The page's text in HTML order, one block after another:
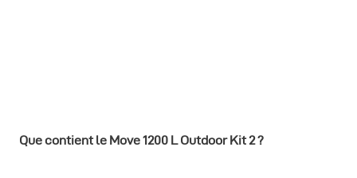
Que contient le Move 1200 L Outdoor Kit 2 ?